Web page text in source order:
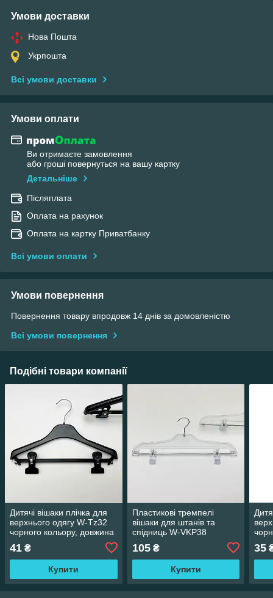
Умови доставки
Нова Пошта
Укрпошта
Всі умови доставки
Умови оплати
Ви отримаєте замовлення
або гроші повернуться на вашу картку
Детальніше
Післяплата
Оплата на рахунок
Оплата на картку Приватбанку
Всі умови оплати
Умови повернення
Повернення товару впродовж 14 днів за домовленістю
Всі умови повернення
Подібні товари компанії
Дитячі вішаки плічка для
верхнього одягу W-Tz32
чорного кольору, довжина
41 ₴
Купити
Пластикові тремпелі
вішаки для штанів та
спідниць W-VKP38
довжина 380 мм.
105₴
Купити
35